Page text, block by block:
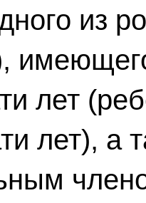
из
лет
лет), а